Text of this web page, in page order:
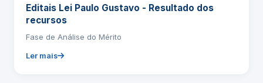
Editais Lei Paulo Gustavo - Resultado dos
recursos
Fase de Análise do Mérito
Ler mais